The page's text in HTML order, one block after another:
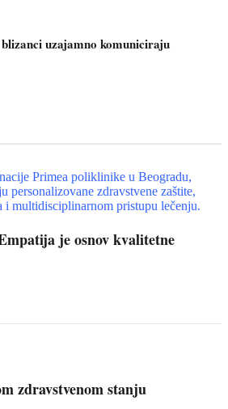
uzajamno komuniciraju
je osnov kvalitetne
zdravstvenom stanju